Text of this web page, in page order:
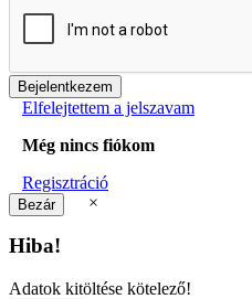
Elfelejtettem a jelszavam
Még nincs fiókom
Regisztráció
×
Hiba!
Adatok kitöltése kötelező!